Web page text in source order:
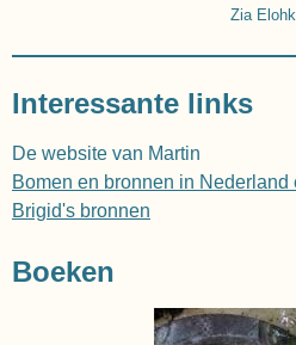
Zia
Interessante links
De website van Martin
Bomen en bronnen in Nederland
Brigid's bronnen
Boeken